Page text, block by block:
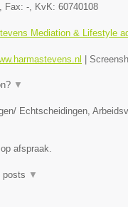
, Fax: - , KvK: 60740108
Mediation & Lifestyle
|
▼
Echtscheidingen,
afspraak.
posts ▼